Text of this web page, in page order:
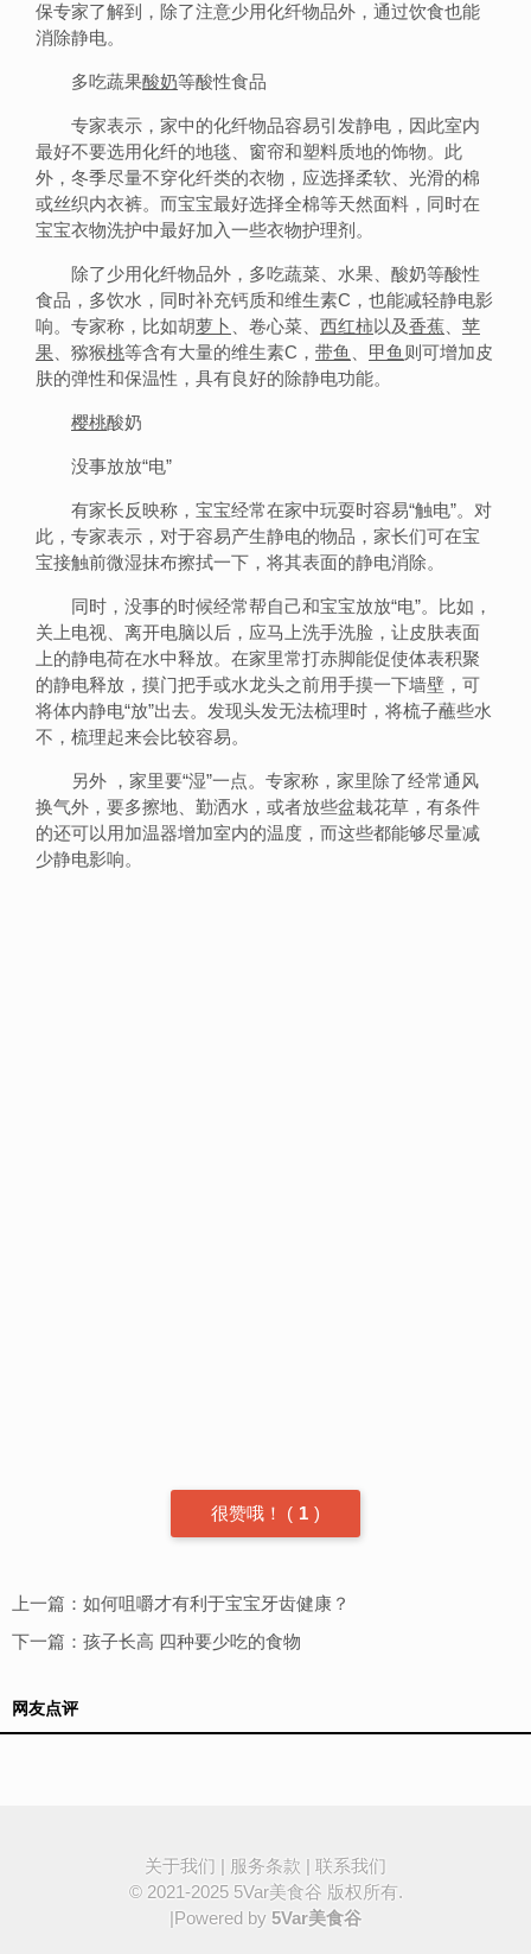
保专家了解到，除了注意少用化纤物品外，通过饮食也能
消除静电。
多吃蔬果酸奶等酸性食品
专家表示，家中的化纤物品容易引发静电，因此室内
最好不要选用化纤的地毯、窗帘和塑料质地的饰物。此
外，冬季尽量不穿化纤类的衣物，应选择柔软、光滑的棉
或丝织内衣裤。而宝宝最好选择全棉等天然面料，同时在
宝宝衣物洗护中最好加入一些衣物护理剂。
除了少用化纤物品外，多吃蔬菜、水果、酸奶等酸性
食品，多饮水，同时补充钙质和维生素C，也能减轻静电影
响。专家称，比如胡萝卜 、卷心菜、 西红柿以及香蕉
苹
果 、猕猴桃等含有大量的维生素C， 带鱼 甲鱼 则可增加皮
肤的弹性和保温性，具有良好的除静电功能。
樱桃酸奶
没事放放“电”
有家长反映称，宝宝经常在家中玩耍时容易“触电”。对
此，专家表示，对于容易产生静电的物品，家长们可在宝
宝接触前微湿抹布擦拭一下，将其表面的静电消除。
同时，没事的时候经常帮自己和宝宝放放“电”。比如，
关上电视、离开电脑以后，应马上洗手洗脸，让皮肤表面
上的静电荷在水中释放。在家里常打赤脚能促使体表积聚
的静电释放，摸门把手或水龙头之前用手摸一下墙壁，可
将体内静电“放”出去。发现头发无法梳理时，将梳子蘸些水
不，梳理起来会比较容易。
另外 ，家里要“湿”一点。专家称，家里除了经常通风
换气外，要多擦地、勤洒水，或者放些盆栽花草，有条件
的还可以用加温器增加室内的温度，而这些都能够尽量减
少静电影响。
很赞哦！ ( 1 )
上一篇： 如何咀嚼才有利于宝宝牙齿健康？
下一篇： 孩子长高 四种要少吃的食物
网友点评
关于我们 | 服务条款 | 联系我们
© 2021-2025 5Var美食谷 版权所有.
|Powered by 5Var美食谷